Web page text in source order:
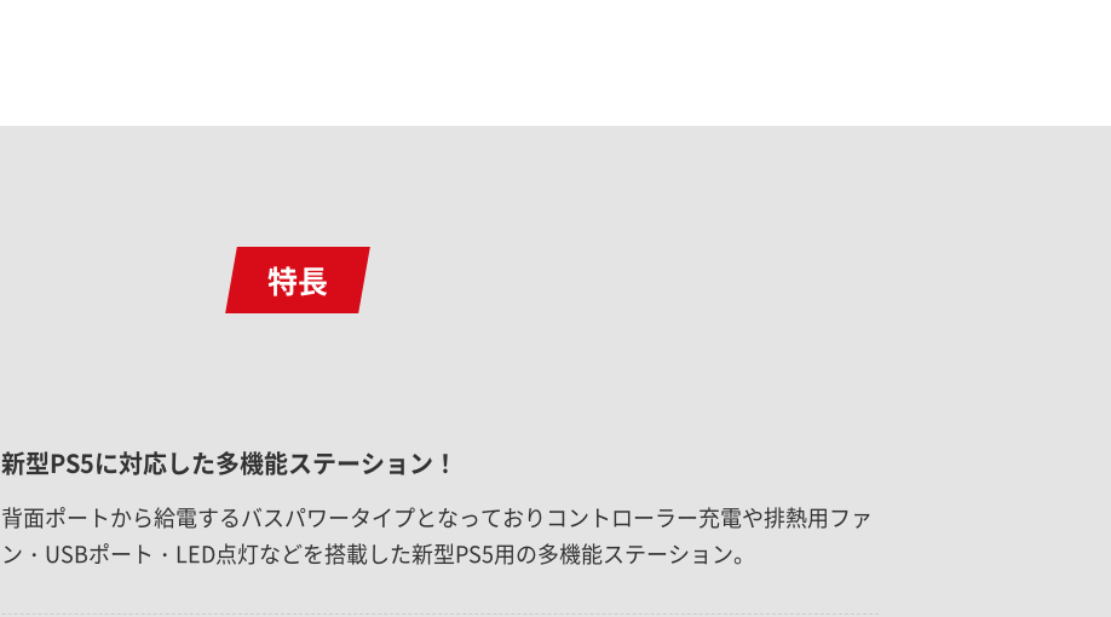
特長
新型PS5に対応した多機能ステーション！
背面ポートから給電するバスパワータイプとなっておりコントローラー充電や排熱用ファ
ン・USBポート・LED点灯などを搭載した新型PS5用の多機能ステーション。